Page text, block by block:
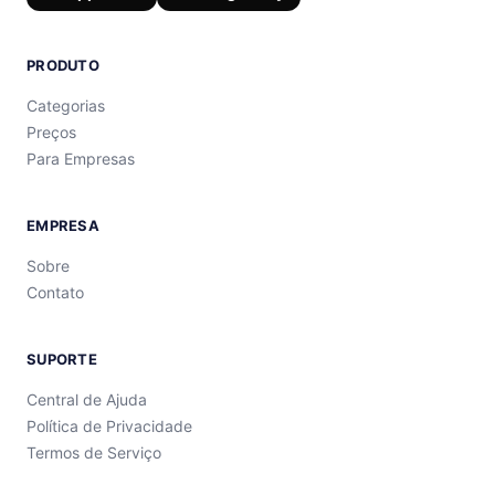
PRODUTO
Categorias
Preços
Para Empresas
EMPRESA
Sobre
Contato
SUPORTE
Central de Ajuda
Política de Privacidade
Termos de Serviço